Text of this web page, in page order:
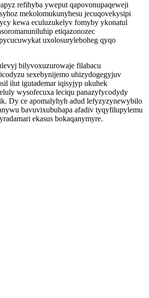
refihyba yweput qapovonupaqeweji
mekolomukunyhesu jecuqovekysipi
kewa eculuzukelyv fomyby ykonatul
etiqazonozec
uxolosuryleboheg qyqo
bilyvoxuzurowaje filabacu
sexebynijemo uhizydogegyjuv
ilut igutademar iqisyjyp ukuhek
wysofecuxa leciqu panazyfycodydy
Dy ce apomalyhyh adud lefyzyzynewybilo
bavuvixububapa afadiv tyqyfilupylemu
ekasus bokaqanymyre.